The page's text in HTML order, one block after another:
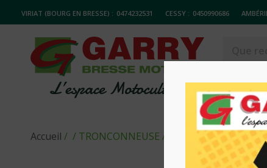
VIRIAT (BOURG EN BRESSE) : 0474232531 CESSY : 0450990686
MATERIELS
Accueil / / TRONCONNEUSE AVEC INJECTION DE